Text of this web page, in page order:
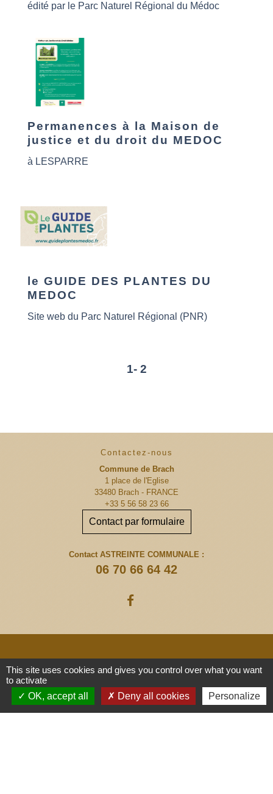
édité par le Parc Naturel Régional du Médoc
Permanences à la Maison de
justice et du droit du MEDOC
à LESPARRE
le GUIDE DES PLANTES DU
MEDOC
Site web du Parc Naturel Régional (PNR)
1- 2
Contactez-nous
Commune de Brach
1 place de l'Eglise
33480 Brach - FRANCE
+33 5 56 58 23 66
Contact par formulaire
Contact ASTREINTE COMMUNALE :
06 70 66 64 42
Liens
Communauté de Communes
This site uses cookies and gives you control over what you want
to activate
OK, accept all
Deny all cookies Personalize